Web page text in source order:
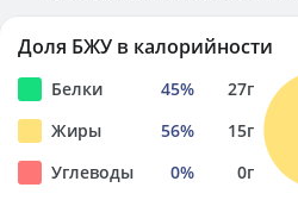
Доля БЖУ в калорийности
Белки 45% 27г
Жиры
56% 15г
Углеводы
0% 0г